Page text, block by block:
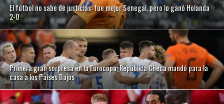
El fútbol no sabe de justicias: fue mejor Senegal, pero lo ganó Holanda
2-0
Primera gran sorpresa en la Eurocopa: República Checa mandó para la
casa a los Países Bajos